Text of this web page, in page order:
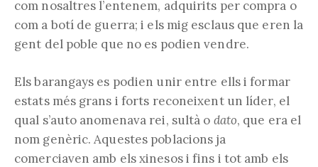
com nosaltres l’entenem, adquirits per compra o
com a botí de guerra; i els mig esclaus que eren la
gent del poble que no es podien vendre.
Els barangays es podien unir entre ells i formar
estats més grans i forts reconeixent un líder, el
qual s’auto anomenava rei, sultà o dato, que era el
nom genèric. Aquestes poblacions ja
comerciaven amb els xinesos i fins i tot amb els